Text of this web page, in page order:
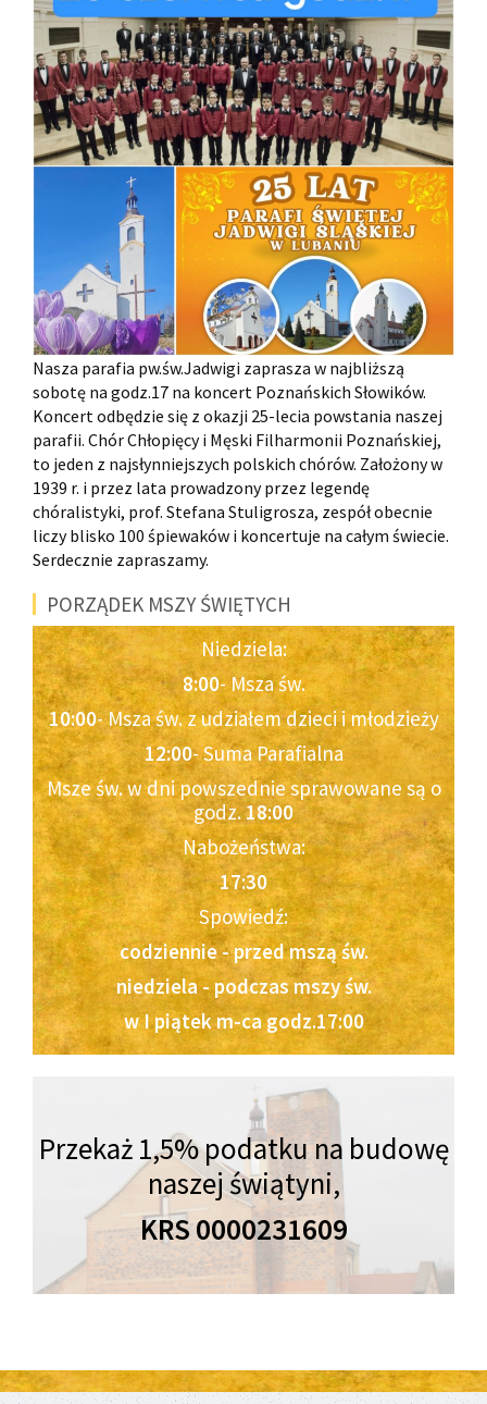
Nasza parafia pw.św.Jadwigi zaprasza w najbliższą
sobotę na godz.17 na koncert Poznańskich Słowików.
Koncert odbędzie się z okazji 25-lecia powstania naszej
parafii. Chór Chłopięcy i Męski Filharmonii Poznańskiej,
to jeden z najsłynniejszych polskich chórów. Założony w
1939 r. i przez lata prowadzony przez legendę
chóralistyki, prof. Stefana Stuligrosza, zespół obecnie
liczy blisko 100 śpiewaków i koncertuje na całym świecie.
Serdecznie zapraszamy.
PORZĄDEK MSZY ŚWIĘTYCH
Niedziela:
8:00- Msza św.
10:00- Msza św. z udziałem dzieci i młodzieży
12:00- Suma Parafialna
Msze św. w dni powszednie sprawowane są o
godz.18:00
Nabożeństwa:
17:30
Spowiedź:
codziennie - przed mszą św.
niedziela - podczas mszy św.
w I piątek m-ca godz.17:00
Przekaż 1,5% podatku na budowę
naszej świątyni,
KRS 0000231609